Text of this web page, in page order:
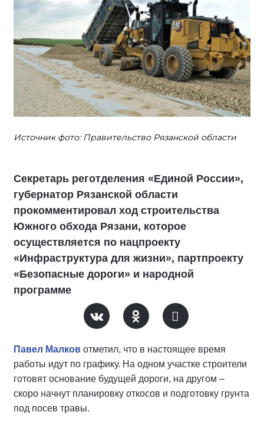
Источник фото: Правительство Рязанской области
Секретарь реготделения «Единой России»,
губернатор Рязанской области
прокомментировал ход строительства
Южного обхода Рязани, которое
осуществляется по нацпроекту
«Инфраструктура для жизни», партпроекту
«Безопасные дороги» и народной
программе
Павел Малков отметил, что в настоящее время
работы идут по графику. На одном участке строители
готовят основание будущей дороги, на другом –
скоро начнут планировку откосов и подготовку грунта
под посев травы.